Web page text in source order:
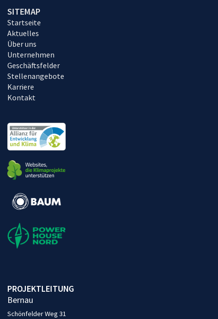
SITEMAP
Startseite
Aktuelles
Über uns
Unternehmen
Geschäftsfelder
Stellenangebote
Karriere
Kontakt
PROJEKTLEITUNG
Bernau
Schönfelder Weg 31